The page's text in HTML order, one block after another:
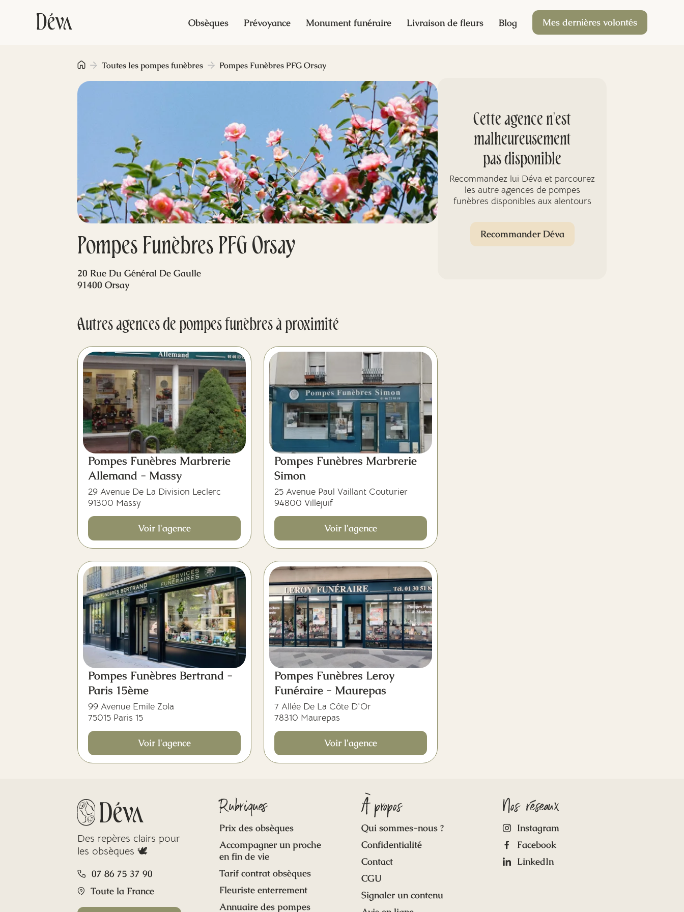
Obsèques Prévoyance Monument funéraire Livraison de fleurs Blog Mes dernières volontés
Pompes Funèbres PFG Orsay
Toutes les pompes funèbres Pompes Funèbres PFG Orsay
20 Rue Du Général De Gaulle
91400 Orsay
Autres agences de pompes funèbres à proximité
Pompes Funèbres Marbrerie
Allemand - Massy
29 Avenue De La Division Leclerc
91300 Massy
Voir l'agence
Pompes Funèbres Marbrerie
Simon
25 Avenue Paul Vaillant Couturier
94800 Villejuif
Voir l'agence
Pompes Funèbres Bertrand -
Paris 15ème
99 Avenue Emile Zola
75015 Paris 15
Voir l'agence
Pompes Funèbres Leroy
Funéraire - Maurepas
7 Allée De La Côte D'Or
78310 Maurepas
Voir l'agence
Cette agence n'est
malheureusement
pas disponible
Recommandez lui Déva et parcourez
les autre agences de pompes
funèbres disponibles aux alentours
Recommander Déva
Des repères clairs pour
les obsèques 🕊️
07 86 75 37 90
Toute la France
Rubriques
Prix des obsèques
Accompagner un proche
en fin de vie
Tarif contrat obsèques
Fleuriste enterrement
Annuaire des pompes
À propos
Qui sommes-nous ?
Confidentialité
Contact
CGU
Signaler un contenu
Nos réseaux
Instagram
Facebook
LinkedIn